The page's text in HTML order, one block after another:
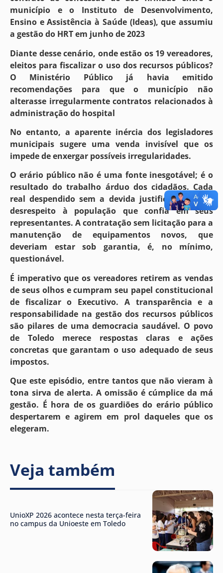
município e o Instituto de Desenvolvimento,
Ensino e Assistência à Saúde (Ideas), que assumiu
a gestão do HRT em junho de 2023
Diante desse cenário, onde estão os 19 vereadores,
eleitos para fiscalizar o uso dos recursos públicos?
O Ministério Público já havia emitido
recomendações para que o município não
alterasse irregularmente contratos relacionados à
administração do hospital
No entanto, a aparente inércia dos legisladores
municipais sugere uma venda invisível que os
impede de enxergar possíveis irregularidades.
O erário público não é uma fonte inesgotável; é o
resultado do trabalho árduo dos cidadãos. Cada
real despendido sem a devida justificativa é um
desrespeito à população que confia em seus
representantes. A contratação sem licitação para a
manutenção de equipamentos novos, que
deveriam estar sob garantia, é, no mínimo,
questionável.
É imperativo que os vereadores retirem as vendas
de seus olhos e cumpram seu papel constitucional
de fiscalizar o Executivo. A transparência e a
responsabilidade na gestão dos recursos públicos
são pilares de uma democracia saudável. O povo
de Toledo merece respostas claras e ações
concretas que garantam o uso adequado de seus
impostos.
Que este episódio, entre tantos que não vieram à
tona sirva de alerta. A omissão é cúmplice da má
gestão. É hora de os guardiões do erário público
despertarem e agirem em prol daqueles que os
elegeram.
Veja também
UnioXP 2026 acontece nesta terça-feira
no campus da Unioeste em Toledo